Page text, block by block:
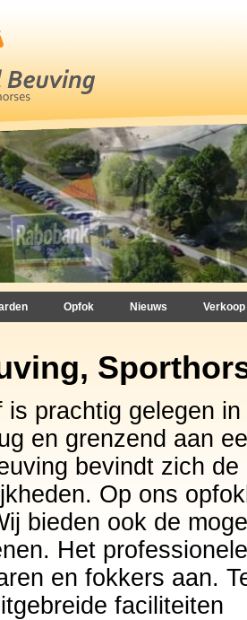
Opfok Nieuws Verkoop
is prachtig gelegen
en grenzend aan
bevindt zich
Op ons
bieden ook de
Het
en fokkers aan.
faciliteiten